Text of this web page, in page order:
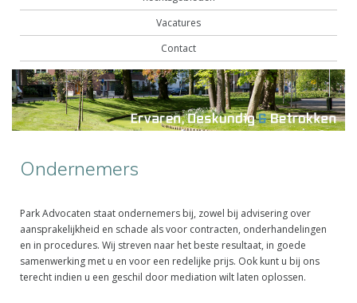
Vacatures
Contact
Ondernemers
Park Advocaten staat ondernemers bij, zowel bij advisering over
aansprakelijkheid en schade als voor contracten, onderhandelingen
en in procedures. Wij streven naar het beste resultaat, in goede
samenwerking met u en voor een redelijke prijs. Ook kunt u bij ons
terecht indien u een geschil door mediation wilt laten oplossen.